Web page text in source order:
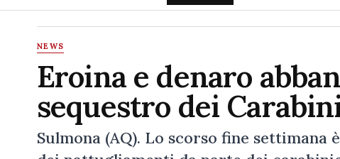
NEWS
Eroina e denaro
sequestro dei
Sulmona (AQ). Lo scorso fine